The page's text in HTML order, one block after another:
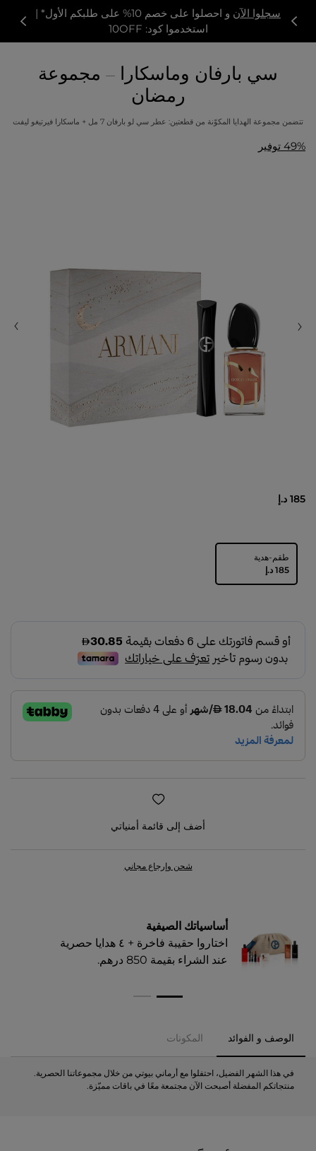
سجلوا الآن
و احصلوا على خصم 10% على طلبكم الأول* |
استخدموا كود: 10OFF
سي بارفان وماسكارا – مجموعة
رمضان
تتضمن مجموعة الهدايا المكوّنة من قطعتين: عطر سي لو بارفان 7 مل + ماسكارا فيرتيغو ليفت
49% توفير
185 د.إ
طقم-هدية
⁦185⁩ د.إ
أضف إلى قائمة أمنياتي
شحن وإرجاع مجاني
أساسياتك الصيفية
اختاروا حقيبة فاخرة + ٤ هدايا حصرية
عند الشراء بقيمة 850 درهم.​
الوصف و الفوائد المكونات
في هذا الشهر الفضيل، احتفلوا مع أرماني بيوتي من خلال مجموعاتنا الحصرية.
منتجاتكم المفضلة أصبحت الآن مجتمعة معًا في باقات مميّزة.